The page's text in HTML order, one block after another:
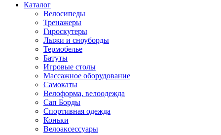
Каталог
Велосипеды
Тренажеры
Гироскутеры
Лыжи и сноуборды
Термобелье
Батуты
Игровые столы
Массажное оборудование
Самокаты
Велоформа, велоодежда
Сап Борды
Спортивная одежда
Коньки
Велоаксессуары